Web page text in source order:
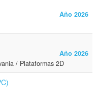
Año 2026
Año 2026
/ Plataformas 2D